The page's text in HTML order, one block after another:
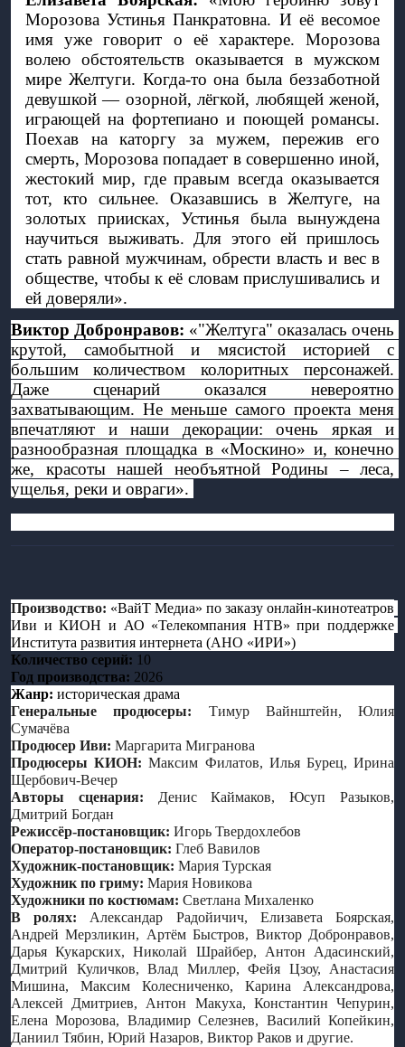
Морозова Устинья Панкратовна. И её весомое
имя уже говорит о её характере. Морозова
волею обстоятельств оказывается в мужском
мире Желтуги. Когда-то она была беззаботной
девушкой — озорной, лёгкой, любящей женой,
играющей на фортепиано и поющей романсы.
Поехав на каторгу за мужем, пережив его
смерть, Морозова попадает в совершенно иной,
жестокий мир, где правым всегда оказывается
тот, кто сильнее. Оказавшись в Желтуге, на
золотых приисках, Устинья была вынуждена
научиться выживать. Для этого ей пришлось
стать равной мужчинам, обрести власть и вес в
обществе, чтобы к её словам прислушивались и
ей доверяли».
Виктор Добронравов: «"Желтуга" оказалась очень
крутой, самобытной и мясистой историей с
большим количеством колоритных персонажей.
Даже сценарий оказался невероятно
захватывающим. Не меньше самого проекта меня
впечатляют и наши декорации: очень яркая и
разнообразная площадка в «Москино» и, конечно
же, красоты нашей необъятной Родины – леса,
ущелья, реки и овраги».
Производство: «ВайТ Медиа» по заказу онлайн-кинотеатров
Иви и КИОН и АО «Телекомпания НТВ» при поддержке
Института развития интернета (АНО «ИРИ»)
Количество серий: 10
Год производства: 2026
Жанр: историческая драма
Генеральные продюсеры: Тимур Вайнштейн, Юлия
Сумачёва
Продюсер Иви: Маргарита Мигранова
Продюсеры КИОН: Максим Филатов, Илья Бурец, Ирина
Щербович-Вечер
Авторы сценария: Денис Каймаков, Юсуп Разыков,
Дмитрий Богдан
Режиссёр-постановщик: Игорь Твердохлебов
Оператор-постановщик: Глеб Вавилов
Художник-постановщик: Мария Турская
Художник по гриму: Мария Новикова
Художники по костюмам: Светлана Михаленко
В ролях: Александар Радойичич, Елизавета Боярская,
Андрей Мерзликин, Артём Быстров, Виктор Добронравов,
Дарья Кукарских, Николай Шрайбер, Антон Адасинский,
Дмитрий Куличков, Влад Миллер, Фейя Цзоу, Анастасия
Мишина, Максим Колесниченко, Карина Александрова,
Алексей Дмитриев, Антон Макуха, Константин Чепурин,
Елена Морозова, Владимир Селезнев, Василий Копейкин,
Даниил Тябин, Юрий Назаров, Виктор Раков и другие.